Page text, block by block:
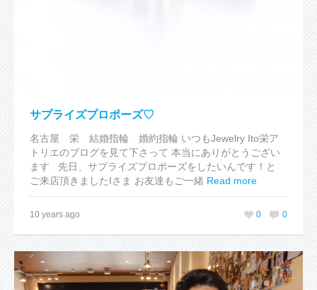
サプライズプロポーズ♡
名古屋 栄 結婚指輪 婚約指輪 いつもJewelry Ito栄ア
トリエのブログを見て下さって 本当にありがとうござい
ます 先日、サプライズプロポーズをしたいんです！と
ご来店頂きましたIさま お友達もご一緒 Read more
10 years ago 0
0